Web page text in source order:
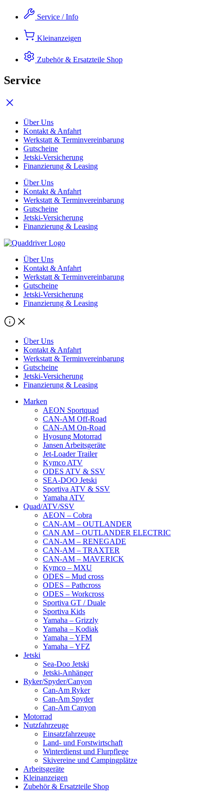
Inhalt
springen
Service / Info
Kleinanzeigen
Zubehör & Ersatzteile Shop
Service
Über Uns
Kontakt & Anfahrt
Werkstatt & Terminvereinbarung
Gutscheine
Jetski-Versicherung
Finanzierung & Leasing
Über Uns
Kontakt & Anfahrt
Werkstatt & Terminvereinbarung
Gutscheine
Jetski-Versicherung
Finanzierung & Leasing
Über Uns
Kontakt & Anfahrt
Werkstatt & Terminvereinbarung
Gutscheine
Jetski-Versicherung
Finanzierung & Leasing
Über Uns
Kontakt & Anfahrt
Werkstatt & Terminvereinbarung
Gutscheine
Jetski-Versicherung
Finanzierung & Leasing
Marken
AEON Sportquad
CAN-AM Off-Road
CAN-AM On-Road
Hyosung Motorrad
Jansen Arbeitsgeräte
Jet-Loader Trailer
Kymco ATV
ODES ATV & SSV
SEA-DOO Jetski
Sportiva ATV & SSV
Yamaha ATV
Quad/ATV/SSV
AEON – Cobra
CAN-AM – OUTLANDER
CAN AM – OUTLANDER ELECTRIC
CAN-AM – RENEGADE
CAN-AM – TRAXTER
CAN-AM – MAVERICK
Kymco – MXU
ODES – Mud cross
ODES – Pathcross
ODES – Workcross
Sportiva GT / Duale
Sportiva Kids
Yamaha – Grizzly
Yamaha – Kodiak
Yamaha – YFM
Yamaha – YFZ
Jetski
Sea-Doo Jetski
Jetski-Anhänger
Ryker/Spyder/Canyon
Can-Am Ryker
Can-Am Spyder
Can-Am Canyon
Motorrad
Nutzfahrzeuge
Einsatzfahrzeuge
Land- und Forstwirtschaft
Winterdienst und Flurpflege
Skivereine und Campingplätze
Arbeitsgeräte
Kleinanzeigen
Zubehör & Ersatzteile Shop